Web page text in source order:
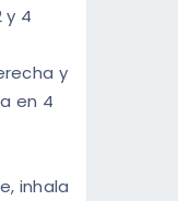
y 4
y
en 4
inhala